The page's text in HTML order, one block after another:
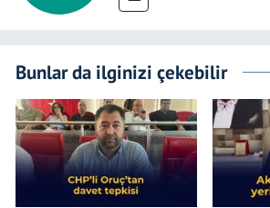
Bunlar da ilginizi çekebilir